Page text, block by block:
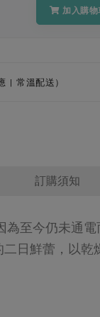
加入購物
| 常溫配送）
訂購須知
至今仍未通
日鮮蕾，以